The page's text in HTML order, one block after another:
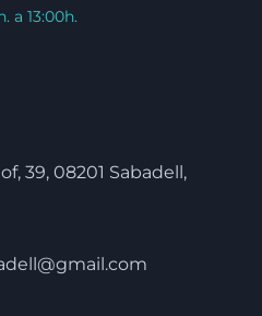
a 13:00h.
39, 08201 Sabadell,